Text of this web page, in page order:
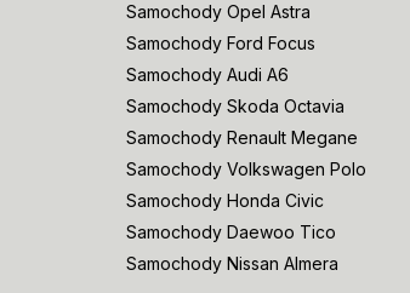
Samochody Opel Astra
Samochody Ford Focus
Samochody Audi A6
Samochody Skoda Octavia
Samochody Renault Megane
Samochody Volkswagen Polo
Samochody Honda Civic
Samochody Daewoo Tico
Samochody Nissan Almera